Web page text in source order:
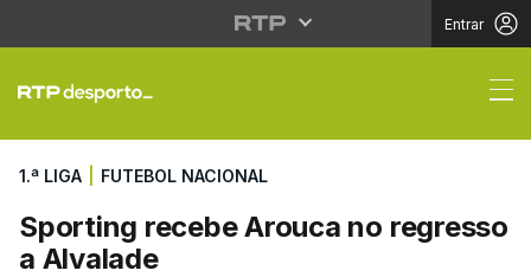
Entrar
Sporting recebe
1.ª LIGA FUTEBOL NACIONAL
Sporting recebe Arouca no regresso
a Alvalade